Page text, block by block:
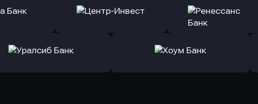
заявку
Оправить заявку
Оправить заявку
в Банк Авангард
заявку
Оправить заявку